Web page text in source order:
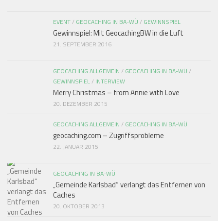
EVENT/ GEOCACHING IN BA-WÜ / GEWINNSPIEL
Gewinnspiel: Mit GeocachingBW in die Luft
21. SEPTEMBER 2016
GEOCACHING ALLGEMEIN / GEOCACHING IN BA-WÜ /
GEWINNSPIEL/ INTERVIEW
Merry Christmas – from Annie with Love
20. DEZEMBER 2015
GEOCACHING ALLGEMEIN / GEOCACHING IN BA-WÜ
geocaching.com – Zugriffsprobleme
22. JANUAR 2015
GEOCACHING IN BA-WÜ
„Gemeinde Karlsbad“ verlangt das Entfernen von
Caches
20. OKTOBER 2013